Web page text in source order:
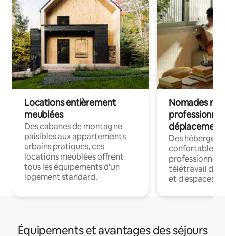
Locations entièrement
meublées
Des cabanes de montagne
paisibles aux appartements
urbains pratiques, ces
locations meublées offrent
tous les équipements d'un
logement standard.
Nomades
déplacement
Des
confortables
professionnels
télétravail
et d'espaces
Équipements et avantages des séjours